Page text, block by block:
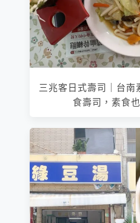
三兆客日式壽司｜台南
食壽司，素食